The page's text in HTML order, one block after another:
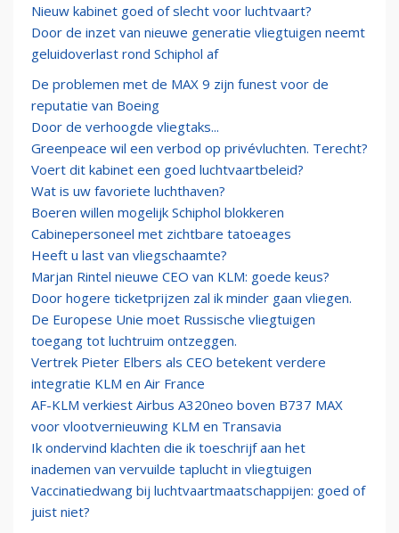
Nieuw kabinet goed of slecht voor luchtvaart?
Door de inzet van nieuwe generatie vliegtuigen neemt
geluidoverlast rond Schiphol af
De problemen met de MAX 9 zijn funest voor de
reputatie van Boeing
Door de verhoogde vliegtaks...
Greenpeace wil een verbod op privévluchten. Terecht?
Voert dit kabinet een goed luchtvaartbeleid?
Wat is uw favoriete luchthaven?
Boeren willen mogelijk Schiphol blokkeren
Cabinepersoneel met zichtbare tatoeages
Heeft u last van vliegschaamte?
Marjan Rintel nieuwe CEO van KLM: goede keus?
Door hogere ticketprijzen zal ik minder gaan vliegen.
De Europese Unie moet Russische vliegtuigen
toegang tot luchtruim ontzeggen.
Vertrek Pieter Elbers als CEO betekent verdere
integratie KLM en Air France
AF-KLM verkiest Airbus A320neo boven B737 MAX
voor vlootvernieuwing KLM en Transavia
Ik ondervind klachten die ik toeschrijf aan het
inademen van vervuilde taplucht in vliegtuigen
Vaccinatiedwang bij luchtvaartmaatschappijen: goed of
juist niet?